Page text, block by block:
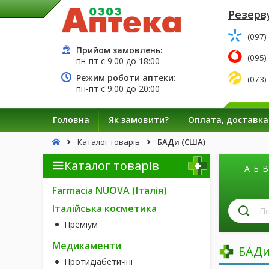
Прийом замовлень:
пн-пт с9:00 до 18:00
Режим роботи аптеки:
пн-пт с9:00 до 20:00
(097)
(095)
(073)
Головна Як замовити? Оплата, доставка
Каталог товарів БАДи (США)
Каталог товарів
Farmacia NUOVA (Італія)
Італійська косметика
Преміум
Медикаменти
Протидіабетичні
А Б В
за